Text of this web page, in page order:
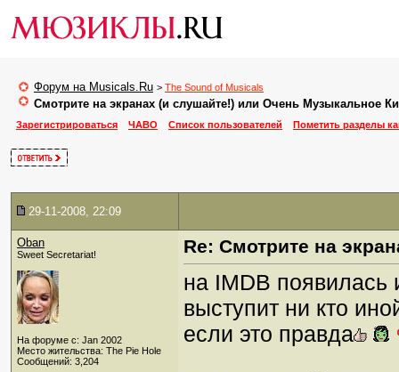
Форум на Musicals.Ru > The Sound of Musicals
Смотрите на экранах (и слушайте!) или Очень Музыкальное
Зарегистрироваться ЧАВО Список пользователей Пометить разделы
29-11-2008, 22:09
Oban
Sweet Secretariat!
На форуме с: Jan 2002
Место жительства: The Pie Hole
Сообщений: 3,204
Re: Смотрите на
на IMDB
выступит ни кто
если это правда